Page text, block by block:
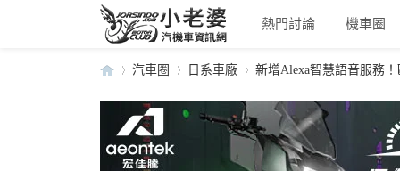
熱門討論 機車圈
小›
汽車圈
›
日系車廠 新增Alexa智慧語音服務